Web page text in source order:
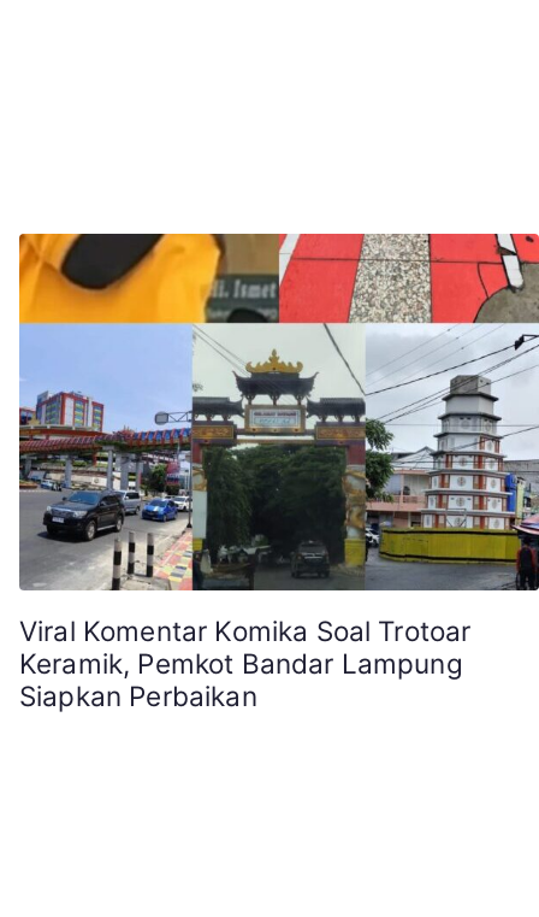
Viral Komentar Komika Soal Trotoar
Keramik, Pemkot Bandar Lampung
Siapkan Perbaikan